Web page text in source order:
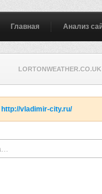
Главная Анализ
LORTONWEATHER.CO.UK
http://vladimir-city.ru/